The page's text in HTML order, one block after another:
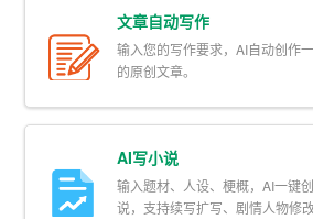
以轻松调整文章的语言风格。以
例，它提供了“ tone detection（语气
助我们识别和调整文章的语气。
4. 利用 AI 进行数据分析
在写作过程中，我们常常需要对大
理。利用 AI 写作助手，我们可以更
文章自动写作
输入您的写作要求，AI自动创作
的原创文章。
AI写小说
输入题材、人设、梗概，AI一键
说，支持续写扩写、剧情人物修改